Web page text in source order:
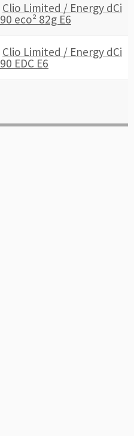
Clio Limited / Energy dCi
90 eco² 82g E6
Clio Limited / Energy dCi
90 EDC E6